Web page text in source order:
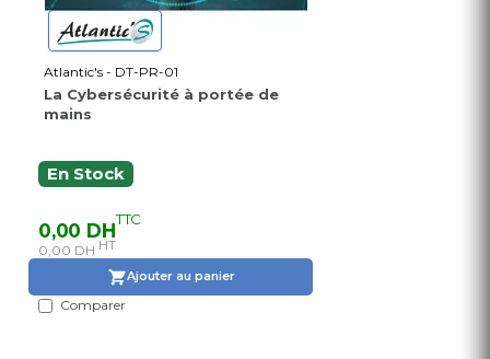
Atlantic's - DT-PR-01
La Cybersécurité à portée de
mains
En Stock
0,00 DHTTC
0,00 DH HT
Ajouter au panier
Comparer